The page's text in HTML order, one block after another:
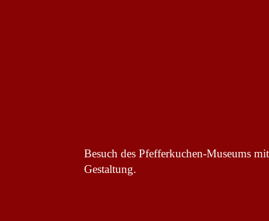
Besuch des Pfefferkuchen-Museums
Gestaltung.